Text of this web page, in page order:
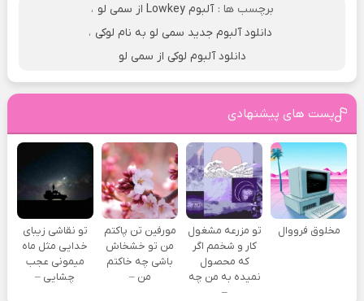
برچسب ها : آلبوم Lowkey از سمی لو
،
دانلود آلبوم جدید سمی لو به نام لوکی ،
دانلود آلبوم لوکی از سمی لو
پست های پیشنهادی
مخلوق فرووال
تو مزرعه مشغول
کار و شخمم اگر
که محصول
نمیده به من چه
–
مورفین تن پاکتم
من تو خشخاش
باشی چه خاکتم
من –
تو نقاشی زیبای
خدایی مثل ماه
میمونی عجب
چشایی –